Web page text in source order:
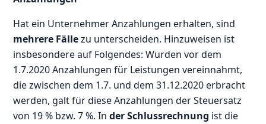
Hat ein Unternehmer Anzahlungen erhalten, sind
mehrere Fällezu unterscheiden. Hinzuweisen ist
insbesondere auf Folgendes: Wurden vor dem
1.7.2020 Anzahlungen für Leistungen vereinnahmt,
die zwischen dem 1.7. und dem 31.12.2020 erbracht
werden, galt für diese Anzahlungen der Steuersatz
von 19 % bzw. 7 %. Inder Schlussrechnung ist die